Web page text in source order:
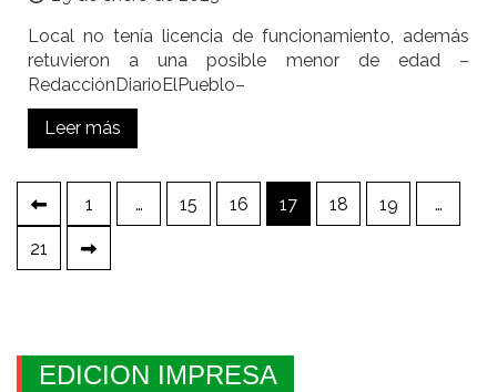
Local no tenía licencia de funcionamiento, además
retuvieron a una posible menor de edad –
RedacciónDiarioElPueblo–
Leer más
Paginación
de
entradas
1 … 15 16 17 18 19 …
21
EDICION IMPRESA